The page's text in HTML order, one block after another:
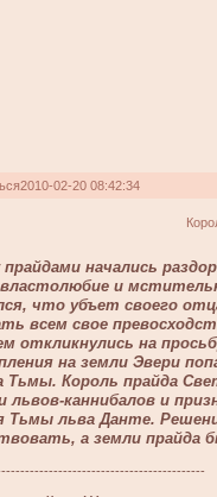
2010-02-20 08:42:34
начались
и
что убъет своего
всем свое
откликнулись на
на земли Эвери
Тьмы. Король прайда
львов-каннибалов и
Тьмы льва Данте.
а земли прайда